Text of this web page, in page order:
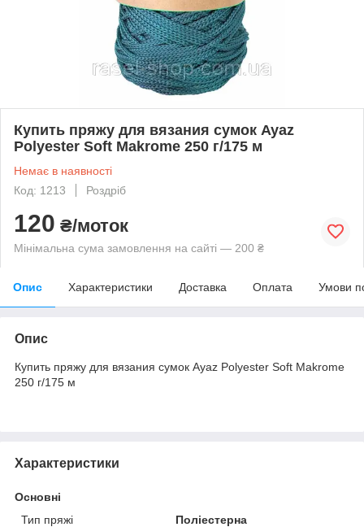
Купить пряжу для вязания сумок Ayaz
Polyester Soft Makrome 250 г/175 м
Немає в наявності
Код: 1213
Роздріб
120 ₴/моток
Мінімальна сума замовлення на сайті — 200 ₴
Опис Характеристики Доставка Оплата Умови
Опис
Купить пряжу для вязания сумок Ayaz Polyester Soft Makrome
250 г/175 м
Характеристики
Основні
Тип пряжі
Поліестерна